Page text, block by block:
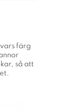
färg
så att